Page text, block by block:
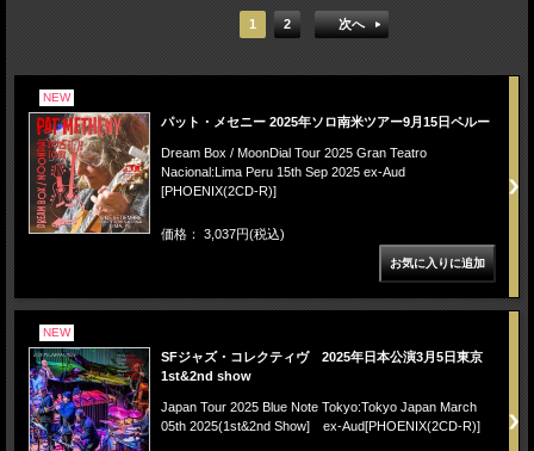
1 2 次へ
NEW
パット・メセニー 2025年ソロ南米ツアー9月15日ペルー
Dream Box / MoonDial Tour 2025 Gran Teatro
Nacional:Lima Peru 15th Sep 2025 ex-Aud
[PHOENIX(2CD-R)]
価格： 3,037円(税込)
NEW
SFジャズ・コレクティヴ 2025年日本公演3月5日東京
1st&2nd show
Japan Tour 2025 Blue Note Tokyo:Tokyo Japan March
05th 2025(1st&2nd Show] ex-Aud[PHOENIX(2CD-R)]